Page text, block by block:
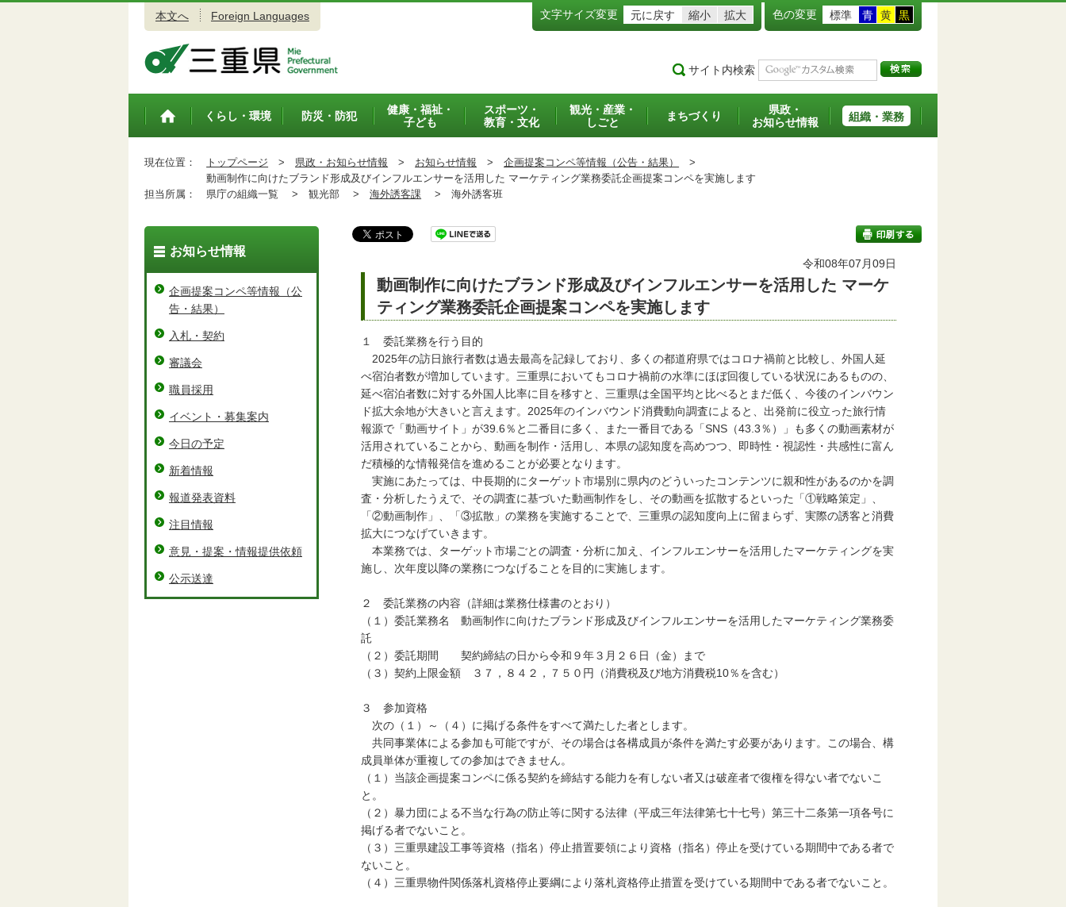
本文へ Foreign Languages 文字サイズ変更 元に戻す 縮小 拡大 色の変更 標準 青 黄 黒
サイト内検索
トップペ
くらし・環境 防災・防犯
健康・福祉・
子ども
スポーツ・
教育・文化
観光・産業・
しごと
まちづくり
県政・
お知らせ情報
組織・業務
現在位置： トップページ > 県政・お知らせ情報 > お知らせ情報 > 企画提案コンペ等情報（公告・結果）
>
動画制作に向けたブランド形成及びインフルエンサーを活用した マーケティング業務委託企画提案コンペを実施します
担当所属：
県庁の組織一覧 > 観光部 > 海外誘客課 > 海外誘客班
令和08年07月09日
動画制作に向けたブランド形成及びインフルエンサーを活用した マーケ
ティング業務委託企画提案コンペを実施します
１ 委託業務を行う目的
2025年の訪日旅行者数は過去最高を記録しており、多くの都道府県ではコロナ禍前と比較し、外国人延
べ宿泊者数が増加しています。三重県においてもコロナ禍前の水準にほぼ回復している状況にあるものの、
延べ宿泊者数に対する外国人比率に目を移すと、三重県は全国平均と比べるとまだ低く、今後のインバウン
ド拡大余地が大きいと言えます。2025年のインバウンド消費動向調査によると、出発前に役立った旅行情
報源で「動画サイト」が39.6％と二番目に多く、また一番目である「SNS（43.3％）」も多くの動画素材が
活用されていることから、動画を制作・活用し、本県の認知度を高めつつ、即時性・視認性・共感性に富ん
だ積極的な情報発信を進めることが必要となります。
実施にあたっては、中長期的にターゲット市場別に県内のどういったコンテンツに親和性があるのかを調
査・分析したうえで、その調査に基づいた動画制作をし、その動画を拡散するといった「①戦略策定」、
「②動画制作」、「③拡散」の業務を実施することで、三重県の認知度向上に留まらず、実際の誘客と消費
拡大につなげていきます。
本業務では、ターゲット市場ごとの調査・分析に加え、インフルエンサーを活用したマーケティングを実
施し、次年度以降の業務につなげることを目的に実施します。
２ 委託業務の内容（詳細は業務仕様書のとおり）
（１）委託業務名 動画制作に向けたブランド形成及びインフルエンサーを活用したマーケティング業務委
託
（２）委託期間 契約締結の日から令和９年３月２６日（金）まで
（３）契約上限金額 ３７，８４２，７５０円（消費税及び地方消費税10％を含む）
３ 参加資格
次の（１）～（４）に掲げる条件をすべて満たした者とします。
共同事業体による参加も可能ですが、その場合は各構成員が条件を満たす必要があります。この場合、構
成員単体が重複しての参加はできません。
（１）当該企画提案コンペに係る契約を締結する能力を有しない者又は破産者で復権を得ない者でないこ
と。
（２）暴力団による不当な行為の防止等に関する法律（平成三年法律第七十七号）第三十二条第一項各号に
掲げる者でないこと。
（３）三重県建設工事等資格（指名）停止措置要領により資格（指名）停止を受けている期間中である者で
ないこと。
（４）三重県物件関係落札資格停止要綱により落札資格停止措置を受けている期間中である者でないこと。
お知らせ情報
企画提案コンペ等情報（公
告・結果）
入札・契約
審議会
職員採用
イベント・募集案内
今日の予定
新着情報
報道発表資料
注目情報
意見・提案・情報提供依頼
公示送達